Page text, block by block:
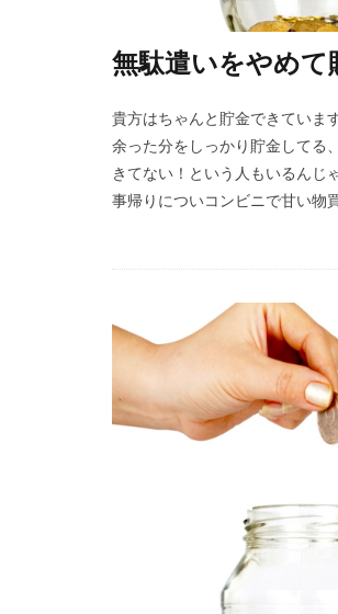
無駄遣いをやめて
貴方はちゃんと貯金できていま
余った分をしっかり貯金してる
きてない！という人もいるん
事帰りについコンビニで甘い物